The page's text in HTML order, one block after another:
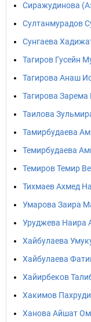
Сиражудинова
Султанмурадов
Сунгаева
Тагиров Гусейн
Тагирова Анаш
Тагирова
Таилова
Тамирбудаева
Темирбудаева
Темиров Темир
Тихмаев Ахмед
Умарова Заира
Уруджева Наира
Хайбулаева
Хайбулаева
Хайирбеков
Хакимов
Ханова Айшат